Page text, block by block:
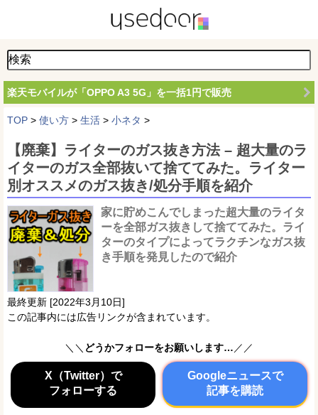
楽天モバイルが「OPPO A3 5G」を一括1円で販売
TOP > 使い方 > 生活 > 小ネタ >
【廃棄】ライターのガス抜き方法 – 超大量のラ
イターのガス全部抜いて捨ててみた。ライター
別オススメのガス抜き/処分手順を紹介
家に貯めこんでしまった超大量のライタ
ーを全部ガス抜きして捨ててみた。ライ
ターのタイプによってラクチンなガス抜
き手順を発見したので紹介
最終更新 [2022年3月10日]
この記事内には広告リンクが含まれています。
＼＼ どうかフォローをお願いします… ／／
X（Twitter）で
フォローする
Googleニュースで
記事を購読